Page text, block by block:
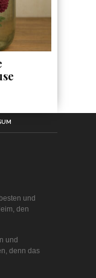
und
den
und
denn das